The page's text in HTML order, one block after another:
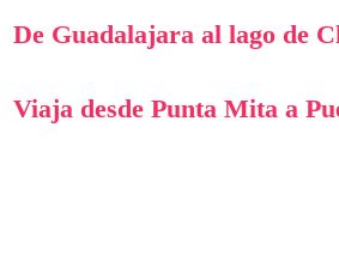
De Guadalajara al lago de
Viaja desde Punta Mita a